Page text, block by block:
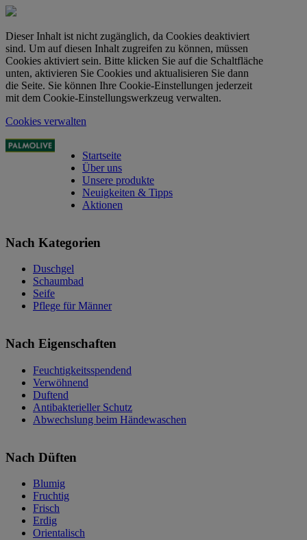
Dieser Inhalt ist nicht zugänglich, da Cookies deaktiviert
sind. Um auf diesen Inhalt zugreifen zu können, müssen
Cookies aktiviert sein. Bitte klicken Sie auf die Schaltfläche
unten, aktivieren Sie Cookies und aktualisieren Sie dann
die Seite. Sie können Ihre Cookie-Einstellungen jederzeit
mit dem Cookie-Einstellungswerkzeug verwalten.
Cookies verwalten
Startseite
Über uns
Unsere produkte
Neuigkeiten & Tipps
Aktionen
Nach Kategorien
Duschgel
Schaumbad
Seife
Pflege für Männer
Nach Eigenschaften
Feuchtigkeitsspendend
Verwöhnend
Duftend
Antibakterieller Schutz
Abwechslung beim Händewaschen
Nach Düften
Blumig
Fruchtig
Frisch
Erdig
Orientalisch